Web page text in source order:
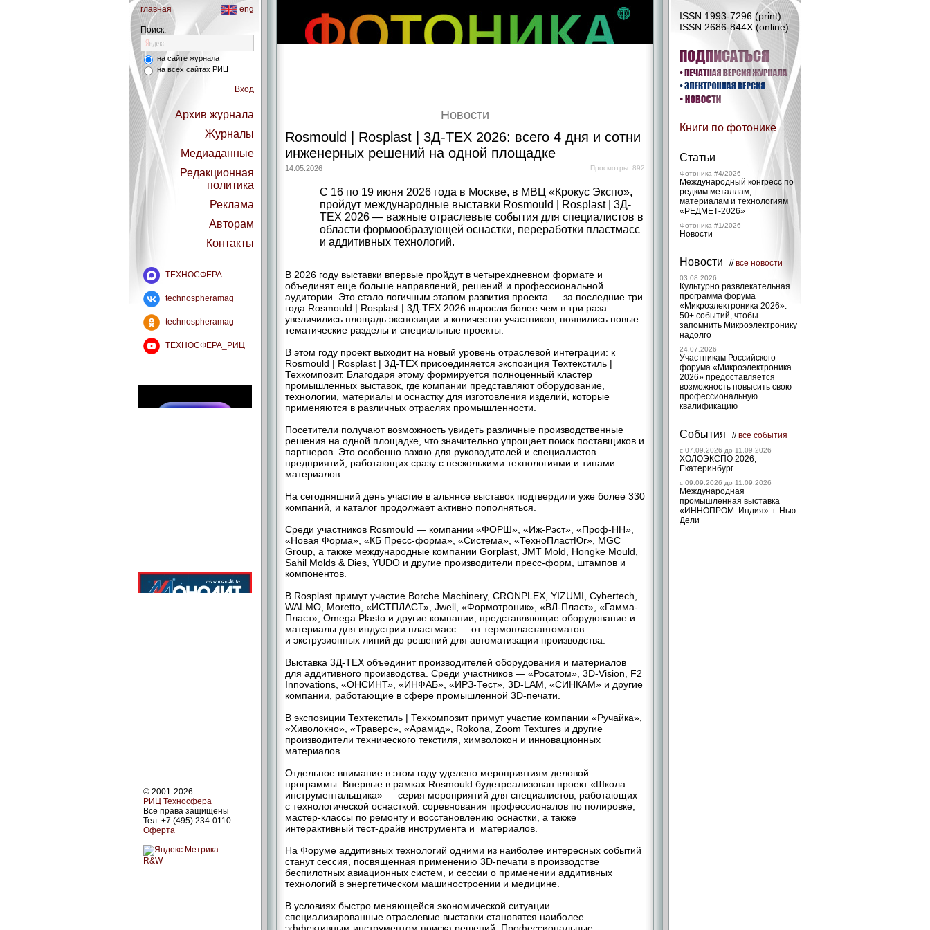
главная eng
Поиск:
на сайте журнала
на всех сайтах РИЦ
Вход
Архив журнала
Журналы
Медиаданные
Редакционная
политика
Реклама
Авторам
Контакты
ТЕХНОСФЕРА
technospheramag
technospheramag
ТЕХНОСФЕРА_РИЦ
© 2001-2026
РИЦ Техносфера
Все права защищены
Тел. +7 (495) 234-0110
Оферта
R&W
ISSN 1993-7296 (print)
ISSN 2686-844X (online)
Книги по фотонике
Статьи
Фотоника #4/2026
Международный конгресс по
редким металлам,
материалам и технологиям
«РЕДМЕТ‑2026»
Фотоника #1/2026
Новости
Новости //все новости
03.08.2026
Культурно развлекательная
программа форума
«Микроэлектроника 2026»:
50+ событий, чтобы
запомнить Микроэлектронику
надолго
24.07.2026
Участникам Российского
форума «Микроэлектроника
2026» предоставляется
возможность повысить свою
профессиональную
квалификацию
События //все события
c 07.09.2026 до 11.09.2026
ХОЛОЭКСПО 2026,
Екатеринбург
c 09.09.2026 до 11.09.2026
Международная
промышленная выставка
«ИННОПРОМ. Индия». г. Нью-
Дели
Новости
Rosmould | Rosplast | 3Д-ТЕХ 2026: всего 4 дня и сотни
инженерных решений на одной площадке
Просмотры: 892
14.05.2026
С 16 по 19 июня 2026 года в Москве, в МВЦ «Крокус Экспо»,
пройдут международные выставки Rosmould | Rosplast | 3Д-
ТЕХ 2026 — важные отраслевые события для специалистов в
области формообразующей оснастки, переработки пластмасс
и аддитивных технологий.
В 2026 году выставки впервые пройдут в четырехдневном формате и
объединят еще больше направлений, решений и профессиональной
аудитории. Это стало логичным этапом развития проекта — за последние три
года Rosmould | Rosplast | 3Д-ТЕХ 2026 выросли более чем в три раза:
увеличились площадь экспозиции и количество участников, появились новые
тематические разделы и специальные проекты.
В этом году проект выходит на новый уровень отраслевой интеграции: к
Rosmould | Rosplast | 3Д-ТЕХ присоединяется экспозиция Техтекстиль |
Техкомпозит. Благодаря этому формируется полноценный кластер
промышленных выставок, где компании представляют оборудование,
технологии, материалы и оснастку для изготовления изделий, которые
применяются в различных отраслях промышленности.
Посетители получают возможность увидеть различные производственные
решения на одной площадке, что значительно упрощает поиск поставщиков и
партнеров. Это особенно важно для руководителей и специалистов
предприятий, работающих сразу с несколькими технологиями и типами
материалов.
На сегодняшний день участие в альянсе выставок подтвердили уже более 330
компаний, и каталог продолжает активно пополняться.
Среди участников Rosmould — компании «ФОРШ», «Иж-Рэст», «Проф-НН»,
«Новая Форма», «КБ Пресс-форма», «Система», «ТехноПластЮг», MGC
Group, а также международные компании Gorplast, JMT Mold, Hongke Mould,
Sahil Molds & Dies, YUDO и другие производители пресс-форм, штампов и
компонентов.
В Rosplast примут участие Borche Machinery, CRONPLEX, YIZUMI, Cybertech,
WALMO, Moretto, «ИСТПЛАСТ», Jwell, «Формотроник», «ВЛ-Пласт», «Гамма-
Пласт», Omega Plasto и другие компании, представляющие оборудование и
материалы для индустрии пластмасс — от термопластавтоматов
и экструзионных линий до решений для автоматизации производства.
Выставка 3Д-ТЕХ объединит производителей оборудования и материалов
для аддитивного производства. Среди участников — «Росатом», 3D-Vision, F2
Innovations, «ОНСИНТ», «ИНФАБ», «ИРЗ-Тест», 3D-LAM, «СИНКАМ» и другие
компании, работающие в сфере промышленной 3D-печати.
В экспозиции Техтекстиль | Техкомпозит примут участие компании «Ручайка»,
«Хиволокно», «Траверс», «Арамид», Rokona, Zoom Textures и другие
производители технического текстиля, химволокон и инновационных
материалов.
Отдельное внимание в этом году уделено мероприятиям деловой
программы. Впервые в рамках Rosmould будетреализован проект «Школа
инструментальщика» — серия мероприятий для специалистов, работающих
с технологической оснасткой: соревнования профессионалов по полировке,
мастер-классы по ремонту и восстановлению оснастки, а также
интерактивный тест-драйв инструмента и материалов.
На Форуме аддитивных технологий одними из наиболее интересных событий
станут сессия, посвященная применению 3D-печати в производстве
беспилотных авиационных систем, и сессии о применении аддитивных
технологий в энергетическом машиностроении и медицине.
В условиях быстро меняющейся экономической ситуации
специализированные отраслевые выставки становятся наиболее